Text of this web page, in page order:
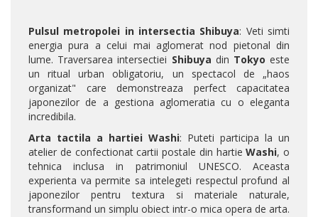
Pulsul metropolei in intersectia Shibuya: Veti simti
energia pura a celui mai aglomerat nod pietonal din
lume. Traversarea intersectiei Shibuya din Tokyo este
un ritual urban obligatoriu, un spectacol de „haos
organizat" care demonstreaza perfect capacitatea
japonezilor de a gestiona aglomeratia cu o eleganta
incredibila.
Arta tactila a hartiei Washi: Puteti participa la un
atelier de confectionat cartii postale din hartieWashi, o
tehnica inclusa in patrimoniul UNESCO. Aceasta
experienta va permite sa intelegeti respectul profund al
japonezilor pentru textura si materiale naturale,
transformand un simplu obiect intr-o mica opera de arta.